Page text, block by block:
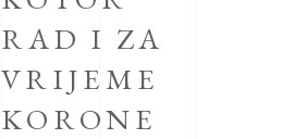
RAD I ZA
VRIJEME
KORONE